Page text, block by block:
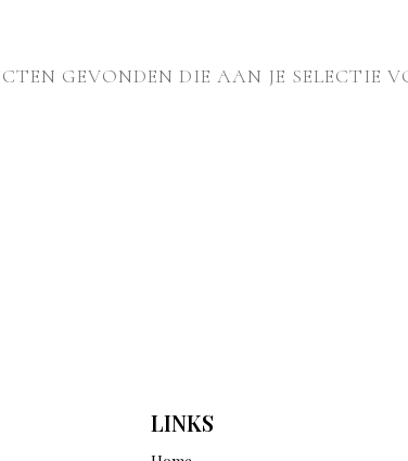
GEVONDEN DIE AAN JE SELECTIE
LINKS